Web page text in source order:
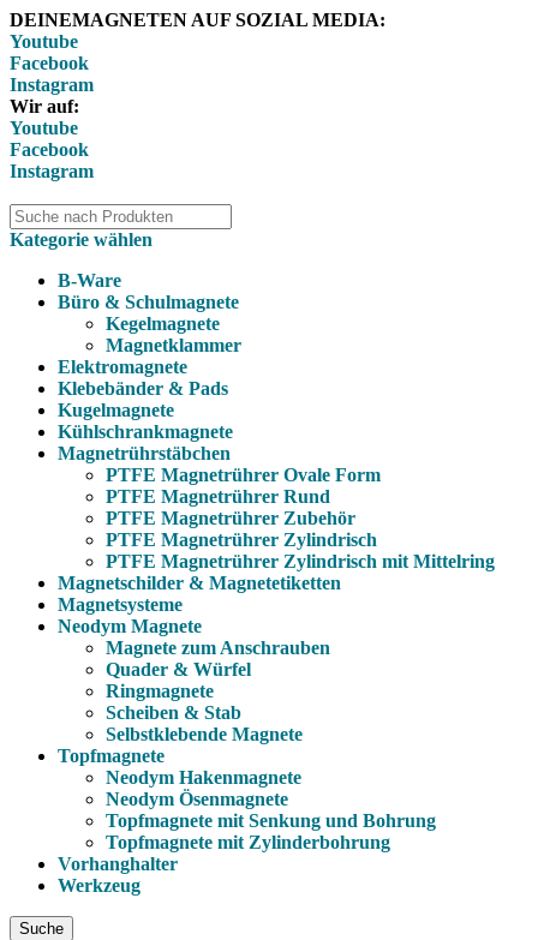
DEINEMAGNETEN AUF SOZIAL MEDIA:
Youtube
Facebook
Instagram
Wir auf:
Youtube
Facebook
Instagram
Kategorie wählen
B-Ware
Büro & Schulmagnete
Kegelmagnete
Magnetklammer
Elektromagnete
Klebebänder & Pads
Kugelmagnete
Kühlschrankmagnete
Magnetrührstäbchen
PTFE Magnetrührer Ovale Form
PTFE Magnetrührer Rund
PTFE Magnetrührer Zubehör
PTFE Magnetrührer Zylindrisch
PTFE Magnetrührer Zylindrisch mit Mittelring
Magnetschilder & Magnetetiketten
Magnetsysteme
Neodym Magnete
Magnete zum Anschrauben
Quader & Würfel
Ringmagnete
Scheiben & Stab
Selbstklebende Magnete
Topfmagnete
Neodym Hakenmagnete
Neodym Ösenmagnete
Topfmagnete mit Senkung und Bohrung
Topfmagnete mit Zylinderbohrung
Vorhanghalter
Werkzeug
Suche